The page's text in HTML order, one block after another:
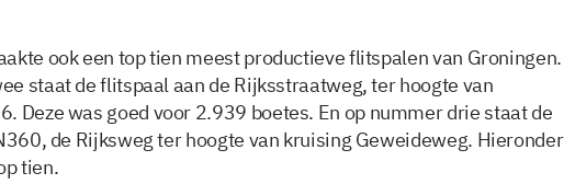
ook een top tien meest productieve flitspalen van Groningen.
staat de flitspaal aan de Rijksstraatweg, ter hoogte van
Deze was goed voor 2.939 boetes. En op nummer drie staat de
de Rijksweg ter hoogte van kruising Geweideweg. Hieronder
tien.